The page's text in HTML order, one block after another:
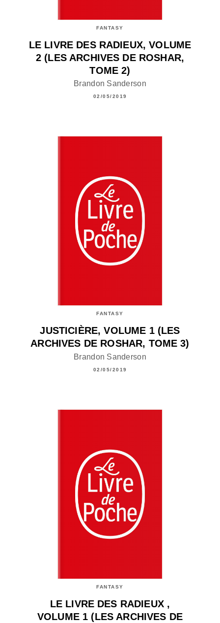
FANTASY
LE LIVRE DES RADIEUX, VOLUME
2 (LES ARCHIVES DE ROSHAR,
TOME 2)
Brandon Sanderson
02/05/2019
FANTASY
JUSTICIÈRE, VOLUME 1 (LES
ARCHIVES DE ROSHAR, TOME 3)
Brandon Sanderson
02/05/2019
FANTASY
LE LIVRE DES RADIEUX ,
VOLUME 1 (LES ARCHIVES DE